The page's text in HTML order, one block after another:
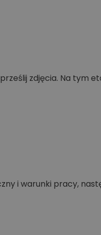
zdjęcia. Na tym
i warunki pracy,